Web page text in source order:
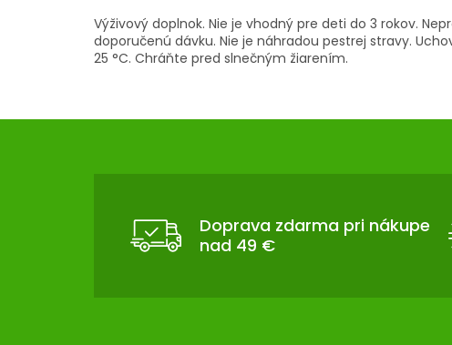
Výživový doplnok. Nie je vhodný pre deti do 3 rokov.
doporučenú dávku. Nie je náhradou pestrej stravy.
25 °C. Chráňte pred slnečným žiarením.
Z
Doprava zdarma pri nákupe
nad 49 €